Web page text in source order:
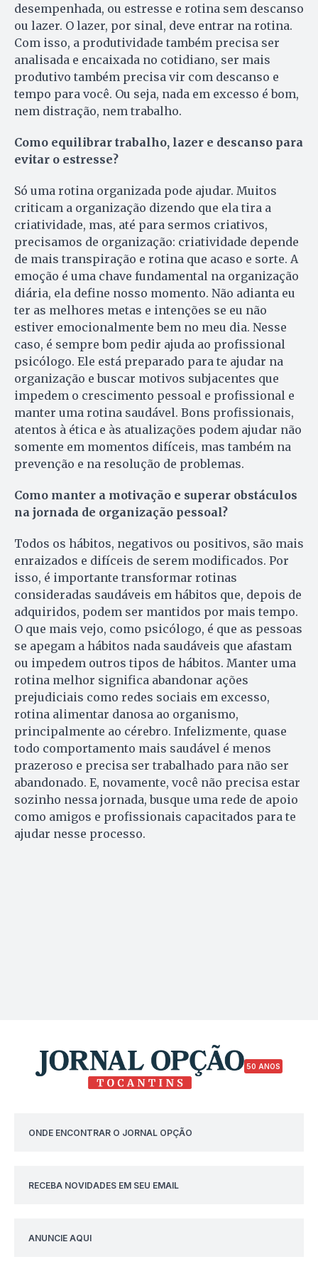
desempenhada, ou estresse e rotina sem descanso
ou lazer. O lazer, por sinal, deve entrar na rotina.
Com isso, a produtividade também precisa ser
analisada e encaixada no cotidiano, ser mais
produtivo também precisa vir com descanso e
tempo para você. Ou seja, nada em excesso é bom,
nem distração, nem trabalho.
Como equilibrar trabalho, lazer e descanso para
evitar o estresse?
Só uma rotina organizada pode ajudar. Muitos
criticam a organização dizendo que ela tira a
criatividade, mas, até para sermos criativos,
precisamos de organização: criatividade depende
de mais transpiração e rotina que acaso e sorte. A
emoção é uma chave fundamental na organização
diária, ela define nosso momento. Não adianta eu
ter as melhores metas e intenções se eu não
estiver emocionalmente bem no meu dia. Nesse
caso, é sempre bom pedir ajuda ao profissional
psicólogo. Ele está preparado para te ajudar na
organização e buscar motivos subjacentes que
impedem o crescimento pessoal e profissional e
manter uma rotina saudável. Bons profissionais,
atentos à ética e às atualizações podem ajudar não
somente em momentos difíceis, mas também na
prevenção e na resolução de problemas.
Como manter a motivação e superar obstáculos
na jornada de organização pessoal?
Todos os hábitos, negativos ou positivos, são mais
enraizados e difíceis de serem modificados. Por
isso, é importante transformar rotinas
consideradas saudáveis em hábitos que, depois de
adquiridos, podem ser mantidos por mais tempo.
O que mais vejo, como psicólogo, é que as pessoas
se apegam a hábitos nada saudáveis que afastam
ou impedem outros tipos de hábitos. Manter uma
rotina melhor significa abandonar ações
prejudiciais como redes sociais em excesso,
rotina alimentar danosa ao organismo,
principalmente ao cérebro. Infelizmente, quase
todo comportamento mais saudável é menos
prazeroso e precisa ser trabalhado para não ser
abandonado. E, novamente, você não precisa estar
sozinho nessa jornada, busque uma rede de apoio
como amigos e profissionais capacitados para te
ajudar nesse processo.
50 ANOS
ONDE ENCONTRAR O JORNAL OPÇÃO
RECEBA NOVIDADES EM SEU EMAIL
ANUNCIE AQUI